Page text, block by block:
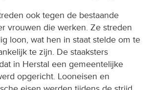
ook tegen de bestaande
vrouwen die werken. Ze streden
loon, wat hen in staat stelde om te
te zijn. De staaksters
in Herstal een gemeentelijke
opgericht. Looneisen en